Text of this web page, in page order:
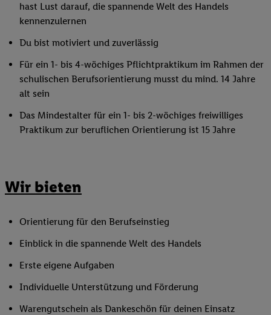
hast Lust darauf, die spannende Welt des Handels
kennenzulernen
Du bist motiviert und zuverlässig
Für ein 1- bis 4-wöchiges Pflichtpraktikum im Rahmen der
schulischen Berufsorientierung musst du mind. 14 Jahre
alt sein
Das Mindestalter für ein 1- bis 2-wöchiges freiwilliges
Praktikum zur beruflichen Orientierung ist 15 Jahre
Wir bieten
Orientierung für den Berufseinstieg
Einblick in die spannende Welt des Handels
Erste eigene Aufgaben
Individuelle Unterstützung und Förderung
Warengutschein als Dankeschön für deinen Einsatz